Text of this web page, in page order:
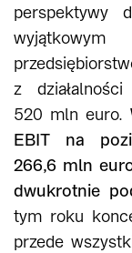
perspektywy
z
520 mln euro.
EBIT na
266,6 mln
dwukrotnie
tym roku
przede